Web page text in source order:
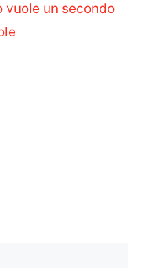
vuole un secondo